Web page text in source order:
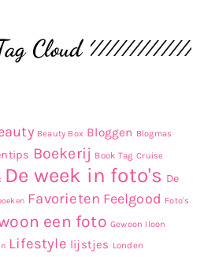
Cloud
Beauty Box Bloggen Blogmas
Boekerij Book Tag Cruise
De week in foto's De
Favorieten Feelgood Foto's
een foto Gewoon Iloon
Lifestyle lijstjes Londen